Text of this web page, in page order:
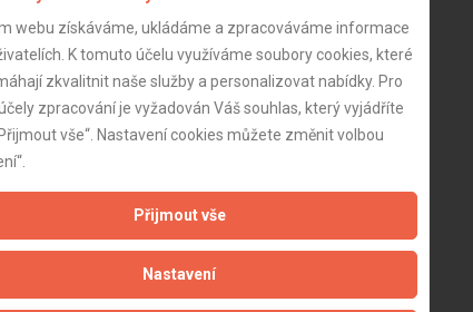
webu získáváme, ukládáme a zpracováváme informace
K tomuto účelu využíváme soubory cookies, které
zkvalitnit naše služby a personalizovat nabídky. Pro
zpracování je vyžadován Váš souhlas, který vyjádříte
vše“. Nastavení cookies můžete změnit volbou
Přijmout vše
Nastavení